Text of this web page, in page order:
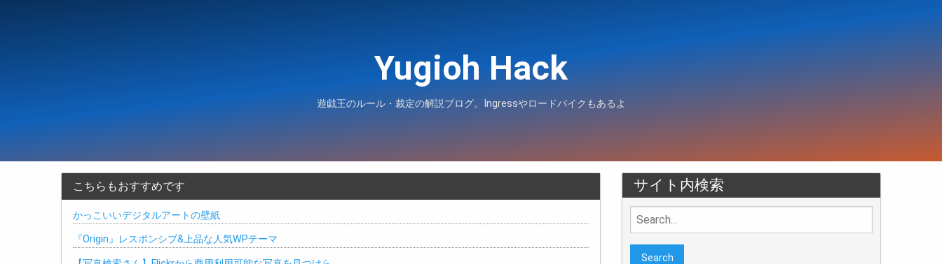
Yugioh Hack
遊戯王のルール・裁定の解説ブログ。Ingressやロードバイクもあるよ
こちらもおすすめです
かっこいいデジタルアートの壁紙
『Origin』レスポンシブ&上品な人気WPテーマ
サイト内検索
Search
for: